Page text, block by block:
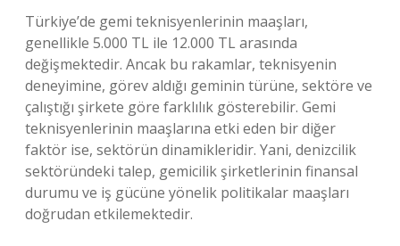
Türkiye’de gemi teknisyenlerinin maaşları,
genellikle 5.000 TL ile 12.000 TL arasında
değişmektedir. Ancak bu rakamlar, teknisyenin
deneyimine, görev aldığı geminin türüne, sektöre ve
çalıştığı şirkete göre farklılık gösterebilir. Gemi
teknisyenlerinin maaşlarına etki eden bir diğer
faktör ise, sektörün dinamikleridir. Yani, denizcilik
sektöründeki talep, gemicilik şirketlerinin finansal
durumu ve iş gücüne yönelik politikalar maaşları
doğrudan etkilemektedir.